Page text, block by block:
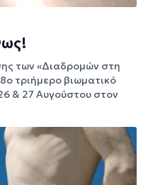
των «Διαδρομών στη
τριήμερο βιωματικό
& 27 Αυγούστου στον